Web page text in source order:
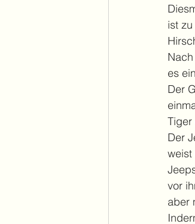
ist
es
Der
Tiger
Der
weist
vor
aber